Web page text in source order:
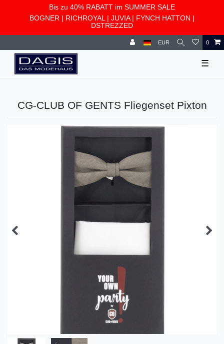
Bis zu 40% RABATT im SUMMER SALE
BOGNER | RICHROYAL | JUVIA| FYNCH HATTON |
DSTREZZED
EUR 0
☰
CG-CLUB OF GENTS Fliegenset Pixton